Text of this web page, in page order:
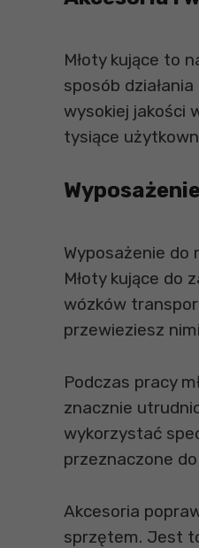
Młoty kujące to
sposób
wysokiej jakości
tysiące
Wyposażenie
Młoty kujące do
wózków
przewieziesz
Podczas pracy
znacznie
wykorzystać
przeznaczone
Akcesoria
sprzętem. Jest